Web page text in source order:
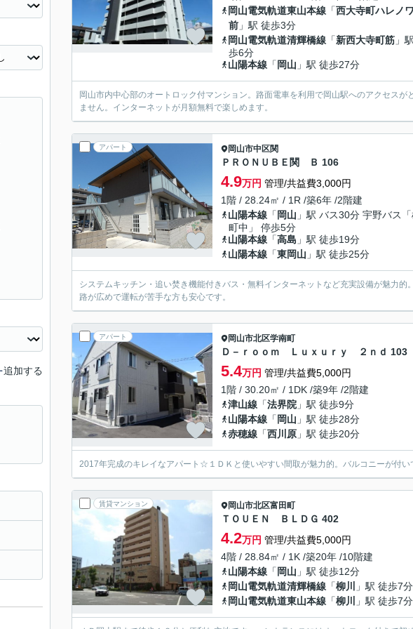
岡山電気軌道東山本線 「西大寺町ハレノ
前 」駅 徒歩3分
岡山電気軌道清輝橋線 「新西大寺町筋 」
歩6分
山陽本線 「 岡山 」駅 徒歩27分
岡山市内中心部のオートロック付マンション。路面電車を利用で岡山駅へのアクセス
ません。インターネットが月額無料で楽しめます。
アパート 岡山市中区関
ＰＲＯＮＵＢＥ関 Ｂ 106
4.9万円 管理/共益費3,000円
1階 / 28.24㎡ / 1R /築6年 /2階建
山陽本線 「 岡山 」駅 バス30分 宇野バス
町中」 停歩5分
山陽本線 「高島 」駅 徒歩19分
山陽本線 「東岡山 」駅 徒歩25分
システムキッチン・追い焚き機能付きバス・無料インターネットなど充実設備が魅力
路が広めで運転が苦手な方も安心です。
アパート 岡山市北区学南町
Ｄ－ｒｏｏｍ Ｌｕｘｕｒｙ ２ｎｄ 103
5.4万円 管理/共益費5,000円
1階 / 30.20㎡ / 1DK /築9年 /2階建
津山線 「法界院 」駅 徒歩9分
山陽本線 「 岡山 」駅 徒歩28分
赤穂線 「西川原 」駅 徒歩20分
2017年完成のキレイなアパート☆１ＤＫと使いやすい間取が魅力的。バルコニーが付
賃貸マンション 岡山市北区富田町
ＴＯＵＥＮ ＢＬＤＧ 402
4.2万円 管理/共益費5,000円
4階 / 28.84㎡ / 1K /築20年 /10階建
山陽本線 「 岡山 」駅 徒歩12分
岡山電気軌道清輝橋線 「柳川
」駅 徒歩7分
岡山電気軌道東山本線 「柳川 」駅 徒歩7分
追加する